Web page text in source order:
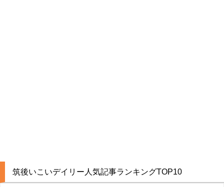
筑後いこいデイリー人気記事ランキングTOP10